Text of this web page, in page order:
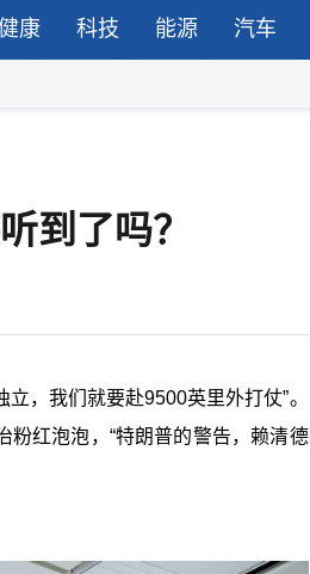
康 科技 能源 汽车
到了吗？
，我们就要赴9500英里外打仗”。
粉红泡泡，“特朗普的警告，赖清德